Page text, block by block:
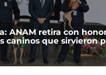
ANAM retira con
caninos que sirvieron